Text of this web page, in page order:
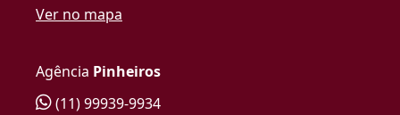
Ver no mapa
Agência Pinheiros
(11) 99939-9934